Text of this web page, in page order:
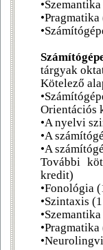
tárgyak
Kötelező
Orientációs
•A nyelvi
•A
•A
További
kredit)
•Fonológia
•Szintaxis